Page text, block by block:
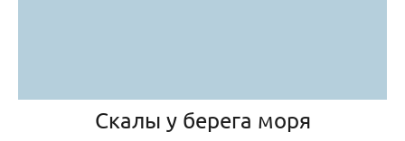
Скалы у берега моря